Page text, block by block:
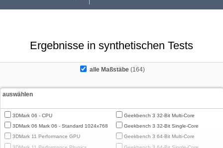
Ergebnisse in synthetischen Tests
alle Maßstäbe (164)
auswählen
3DMark 06 - CPU
3DMark 06 Mark 06 - Standard 1024x768
3DMark 11 Performance GPU
Geekbench 3 32-Bit Multi-Core
Geekbench 3 32-Bit Single-Core
Geekbench 3 64-Bit Multi-Core